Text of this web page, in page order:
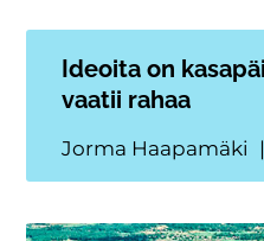
Ideoita on
vaatii rahaa
Jorma Haapamäki